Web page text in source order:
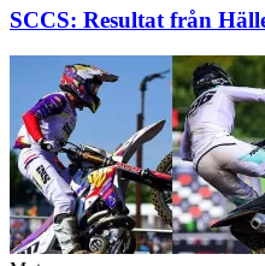
SCCS: Resultat från